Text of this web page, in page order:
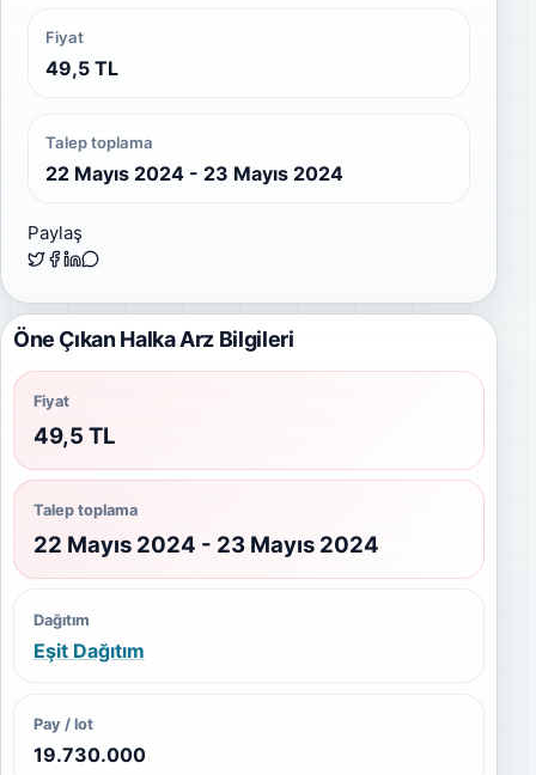
Fiyat
49,5 TL
Talep toplama
22 Mayıs 2024 - 23 Mayıs 2024
Paylaş
Öne Çıkan Halka Arz Bilgileri
Fiyat
49,5 TL
Talep toplama
22 Mayıs 2024 - 23 Mayıs 2024
Dağıtım
Eşit Dağıtım
Pay / lot
19.730.000